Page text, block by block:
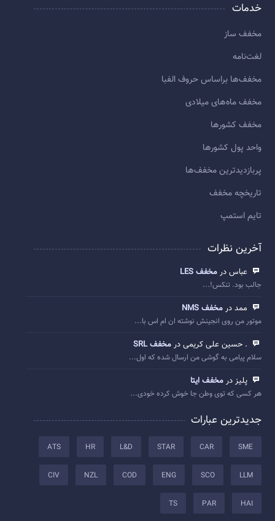
خدمات
مخفف ساز
لغت‌نامه
مخفف‌ها براساس حروف الفبا
مخفف ماه‌های میلادی
مخفف کشورها
واحد پول کشورها
پربازديدترين مخفف‌ها
تاريخچه مخفف
تایم استمپ
آخرین نظرات
عباس در مخفف LES
جالب بود. تنکس!...
ممد در مخفف NMS
موتور من روی انجینش نوشته ان ام اس با...
. حسین علی کریمی در مخفف SRL
سلام پیامی به گوشی من ارسال شده که اول...
پلیز در مخفف ایتا
هر کسی که توی وطن جا خوش کرده خودی...
جدیدترین عبارات
SME
CAR
STAR
L&D
HR
ATS
LLM
SCO
ENG
COD
NZL
CIV
HAI
PAR
TS